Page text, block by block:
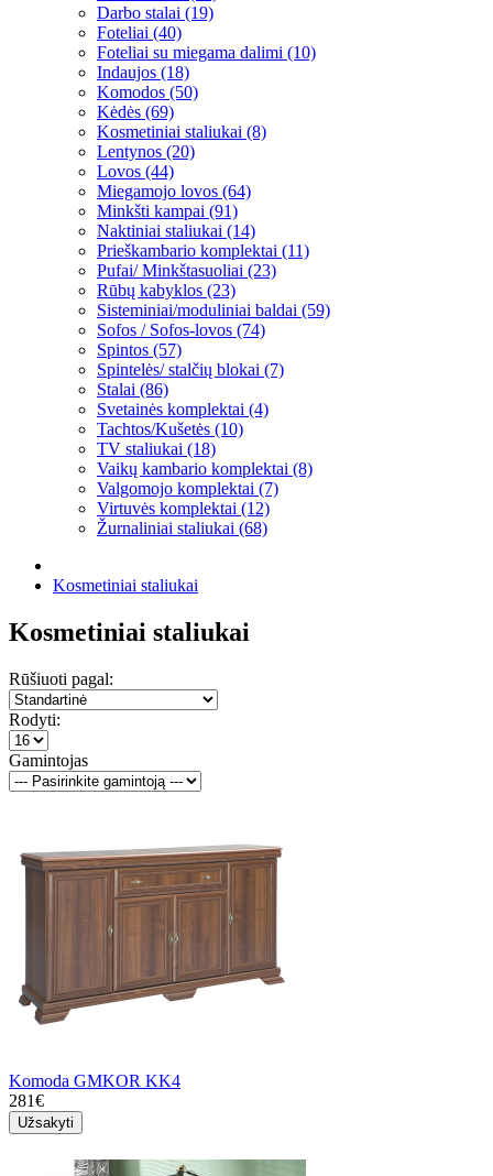
Darbo stalai (19)
Foteliai (40)
Foteliai su miegama dalimi (10)
Indaujos (18)
Komodos (50)
Kėdės (69)
Kosmetiniai staliukai (8)
Lentynos (20)
Lovos (44)
Miegamojo lovos (64)
Minkšti kampai (91)
Naktiniai staliukai (14)
Prieškambario komplektai (11)
Pufai/ Minkštasuoliai (23)
Rūbų kabyklos (23)
Sisteminiai/moduliniai baldai (59)
Sofos / Sofos-lovos (74)
Spintos (57)
Spintelės/ stalčių blokai (7)
Stalai (86)
Svetainės komplektai (4)
Tachtos/Kušetės (10)
TV staliukai (18)
Vaikų kambario komplektai (8)
Valgomojo komplektai (7)
Virtuvės komplektai (12)
Žurnaliniai staliukai (68)
Kosmetiniai staliukai
Kosmetiniai staliukai
Rūšiuoti pagal:
Rodyti:
Gamintojas
Komoda GMKOR KK4
281€
Užsakyti